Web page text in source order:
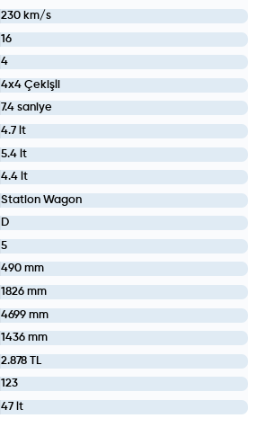
230 km/s
16
4
4x4 Çekişli
7.4 saniye
4.7 lt
5.4 lt
4.4 lt
Station Wagon
D
5
490 mm
1826 mm
4699 mm
1436 mm
2.878 TL
123
47 lt